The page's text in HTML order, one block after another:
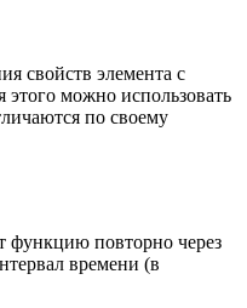
свойств элемента с
этого можно использовать
по своему
функцию повторно через
времени (в